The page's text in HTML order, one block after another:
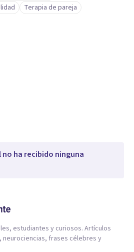
Terapia de pareja
ha recibido ninguna
estudiantes y curiosos. Artículos
neurociencias, frases célebres y